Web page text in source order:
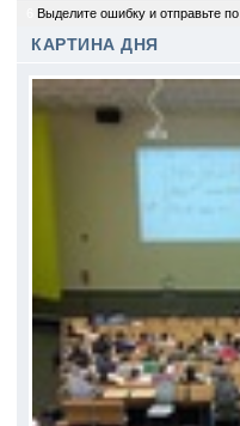
Выделите ошибку и отправьте по
КАРТИНА ДНЯ